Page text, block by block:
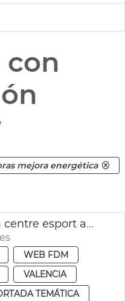
con
mejora energética
Licitació obres millora centre esport adaptat i natació La Petxina València
WEB FDM
VALENCIA
TEMÁTICA